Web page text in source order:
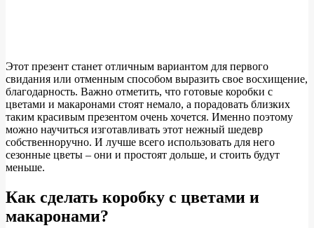
Этот презент станет отличным вариантом для первого
свидания или отменным способом выразить свое восхищение,
благодарность. Важно отметить, что готовые коробки с
цветами и макаронами стоят немало, а порадовать близких
таким красивым презентом очень хочется. Именно поэтому
можно научиться изготавливать этот нежный шедевр
собственноручно. И лучше всего использовать для него
сезонные цветы – они и простоят дольше, и стоить будут
меньше.
Как сделать коробку с цветами и
макаронами?